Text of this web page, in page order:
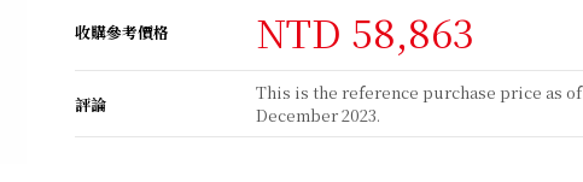
收購參考價格 NTD 58,863
評論
This is the reference purchase price as of
December 2023.